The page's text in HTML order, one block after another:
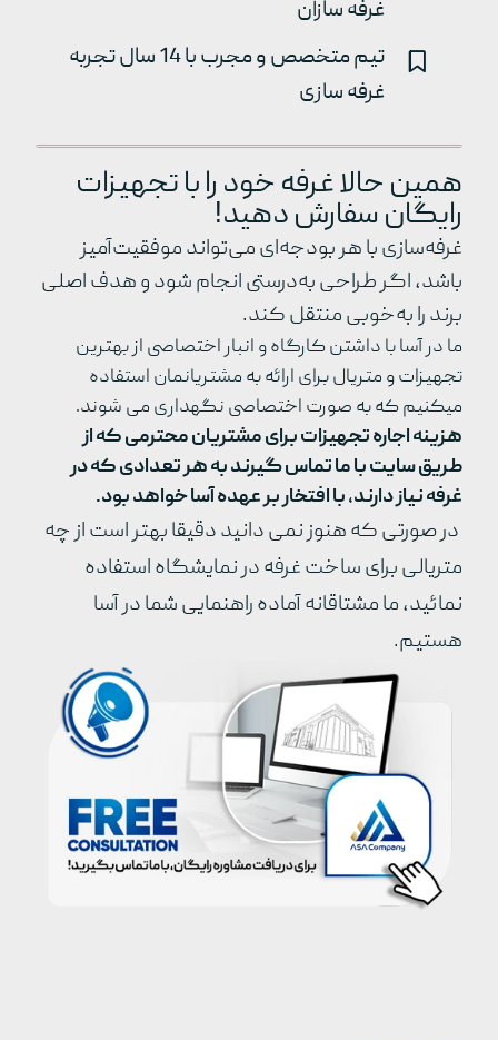
غرفه سازان
تیم متخصص و مجرب با 14 سال تجربه
غرفه سازی
همین حالا غرفه خود را با تجهیزات
رایگان سفارش دهید!
غرفه‌سازی با هر بودجه‌ای می‌تواند موفقیت‌آمیز
باشد، اگر طراحی به‌درستی انجام شود و هدف اصلی
برند را به‌خوبی منتقل کند.
ما در آسا با داشتن کارگاه و انبار اختصاصی از بهترین
تجهیزات و متریال برای ارائه به مشتریانمان استفاده
میکنیم که به صورت اختصاصی نگهداری می شوند.
هزینه اجاره تجهیزات برای مشتریان محترمی که از
طریق سایت با ما تماس گیرند به هر تعدادی که در
غرفه نیاز دارند، با افتخار بر عهده آسا خواهد بود.
در صورتی که هنوز نمی دانید دقیقا بهتر است از چه
متریالی برای ساخت غرفه در نمایشگاه استفاده
نمائید، ما مشتاقانه آماده راهنمایی شما در آسا
هستیم.